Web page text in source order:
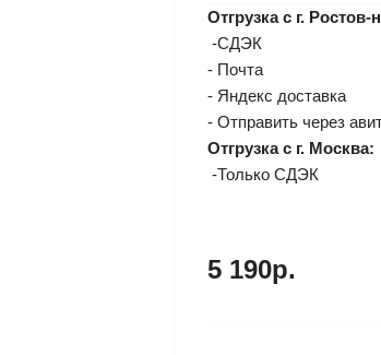
Отгрузка с г. Ростов-
-СДЭК
- Почта
- Яндекс доставка
- Отправить через
Отгрузка с г. Москва:
-Только СДЭК
5 190р.